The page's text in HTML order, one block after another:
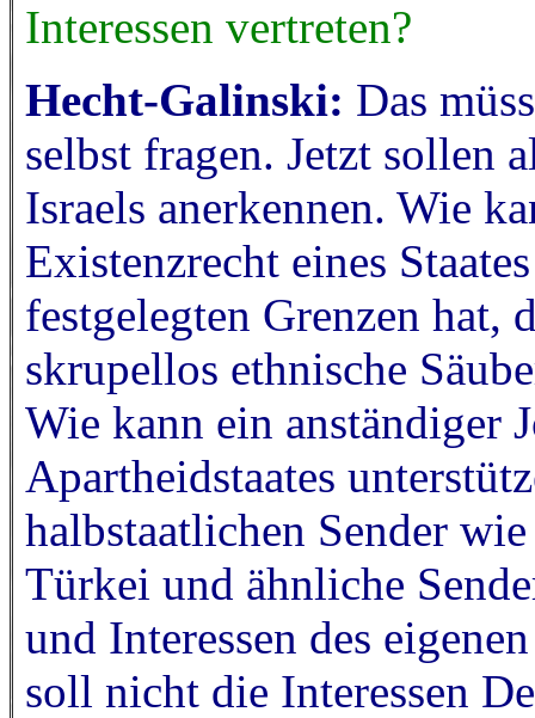
Interessen vertreten?
Hecht-Galinski: Das
selbst fragen. Jetzt sollen
Israels anerkennen. Wie
Existenzrecht eines
festgelegten Grenzen hat,
skrupellos ethnische
Wie kann ein anständiger
Apartheidstaates
halbstaatlichen Sender
Türkei und ähnliche
und Interessen des
soll nicht die Interessen